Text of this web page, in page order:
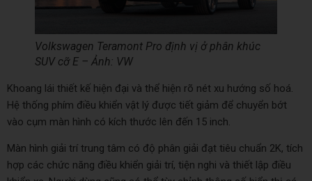
Volkswagen Teramont Pro định vị ở phân khúc
SUV cỡ E – Ảnh: VW
Khoang lái thiết kế hiện đại và thể hiện rõ nét xu hướng số hoá.
Hệ thống phím điều khiển vật lý được tiết giảm để chuyển bớt
vào cụm màn hình có kích thước lên đến 15 inch.
Màn hình giải trí trung tâm có độ phân giải đạt tiêu chuẩn 2K, tích
hợp các chức năng điều khiển giải trí, tiện nghi và thiết lập điều